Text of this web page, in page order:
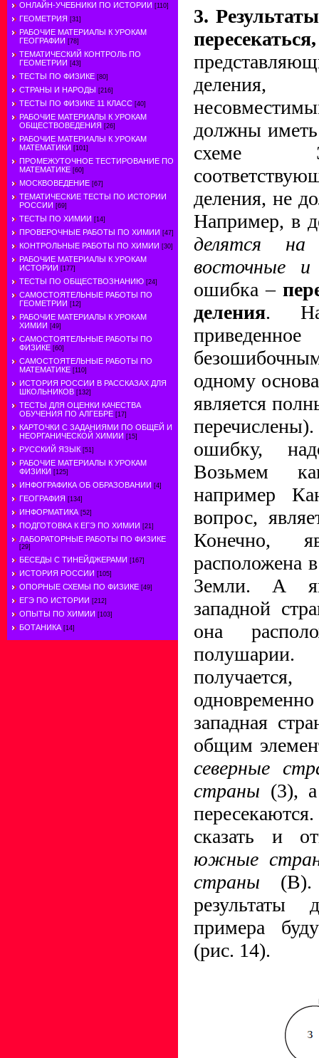
ОНЛАЙН-УЧЕБНИКИ ПО ИСТОРИИ [110]
ГЕОМЕТРИЯ [31]
РАБОЧИЕ МАТЕРИАЛЫ К УРОКАМ
ГЕОГРАФИИ [78]
ТЕМАТИЧЕСКИЙ КОНТРОЛЬ ПО
ГЕОМЕТРИИ [43]
ТЕСТЫ ПО ФИЗИКЕ [80]
СТРАНЫ И НАРОДЫ [216]
ТЕСТЫ ПО ФИЗИКЕ 11 КЛАСС [40]
РАБОЧИЕ МАТЕРИАЛЫ К УРОКАМ
ОБЩЕСТВОВЕДЕНИЯ [26]
РАБОЧИЕ МАТЕРИАЛЫ К УРОКАМ
МАТЕМАТИКИ [101]
ПРОМЕЖУТОЧНОЕ ТЕСТИРОВАНИЕ ПО
МАТЕМАТИКЕ [60]
МОСКВОВЕДЕНИЕ [67]
ТЕМАТИЧЕСКИЕ ТЕСТЫ ПО ИСТОРИИ
РОССИИ [69]
ТЕСТЫ ПО ХИМИИ [14]
ПРОВЕРОЧНЫЕ РАБОТЫ ПО ХИМИИ [47]
КОНТРОЛЬНЫЕ РАБОТЫ ПО ХИМИИ [30]
РАБОЧИЕ МАТЕРИАЛЫ К УРОКАМ
ИСТОРИИ [177]
ТЕСТЫ ПО ОБЩЕСТВОЗНАНИЮ [24]
САМОСТОЯТЕЛЬНЫЕ РАБОТЫ ПО
ГЕОМЕТРИИ [12]
РАБОЧИЕ МАТЕРИАЛЫ К УРОКАМ
ХИМИИ [49]
САМОСТОЯТЕЛЬНЫЕ РАБОТЫ ПО
ФИЗИКЕ [60]
САМОСТОЯТЕЛЬНЫЕ РАБОТЫ ПО
МАТЕМАТИКЕ [110]
ИСТОРИЯ РОССИИ В РАССКАЗАХ ДЛЯ
ШКОЛЬНИКОВ [132]
ТЕСТЫ ДЛЯ ОЦЕНКИ КАЧЕСТВА
ОБУЧЕНИЯ ПО АЛГЕБРЕ [17]
КАРТОЧКИ С ЗАДАНИЯМИ ПО ОБЩЕЙ И
НЕОРГАНИЧЕСКОЙ ХИМИИ [15]
РУССКИЙ ЯЗЫК [51]
РАБОЧИЕ МАТЕРИАЛЫ К УРОКАМ
ФИЗИКИ [125]
ИНФОГРАФИКА ОБ ОБРАЗОВАНИИ [4]
ГЕОГРАФИЯ [134]
ИНФОРМАТИКА [52]
ПОДГОТОВКА К ЕГЭ ПО ХИМИИ [21]
ЛАБОРАТОРНЫЕ РАБОТЫ ПО ФИЗИКЕ
[29]
БЕСЕДЫ С ТИНЕЙДЖЕРАМИ [167]
ИСТОРИЯ РОССИИ [105]
ОПОРНЫЕ СХЕМЫ ПО ФИЗИКЕ [49]
ЕГЭ ПО ИСТОРИИ [212]
ОПЫТЫ ПО ХИМИИ [103]
БОТАНИКА [14]
3.
должны
схеме
деления, не
Например, в
делятся
восточные
ошибка –
деления. На
одному
является
ошибку,
Возьмем
например
вопрос,
Конечно,
расположена
Земли. А
западной
она
западная
общим
северные
страны (3),
сказать и
южные
страны
результаты
примера
(рис. 14).